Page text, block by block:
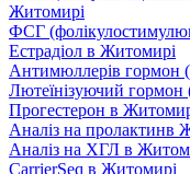
Житомирі
ФСГ
Естрадіол в Житомирі
Антимюллерів
Лютеїнізуючий
Прогестерон в
Аналіз на пролактинв
Аналіз на ХГЛ в
CarrierSeq в Житомирі